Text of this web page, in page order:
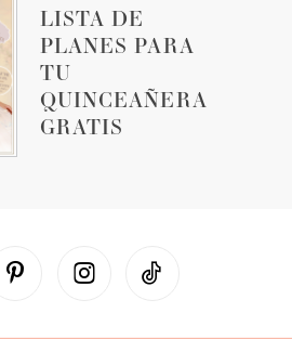
LISTA DE
PLANES PARA
TU
QUINCEAÑERA
GRATIS